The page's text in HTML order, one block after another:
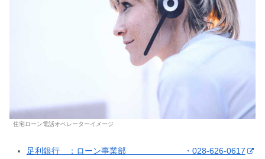
住宅ローン電話オペレーターイメージ
足利銀行 ：ローン事業部 ・028-626-0617